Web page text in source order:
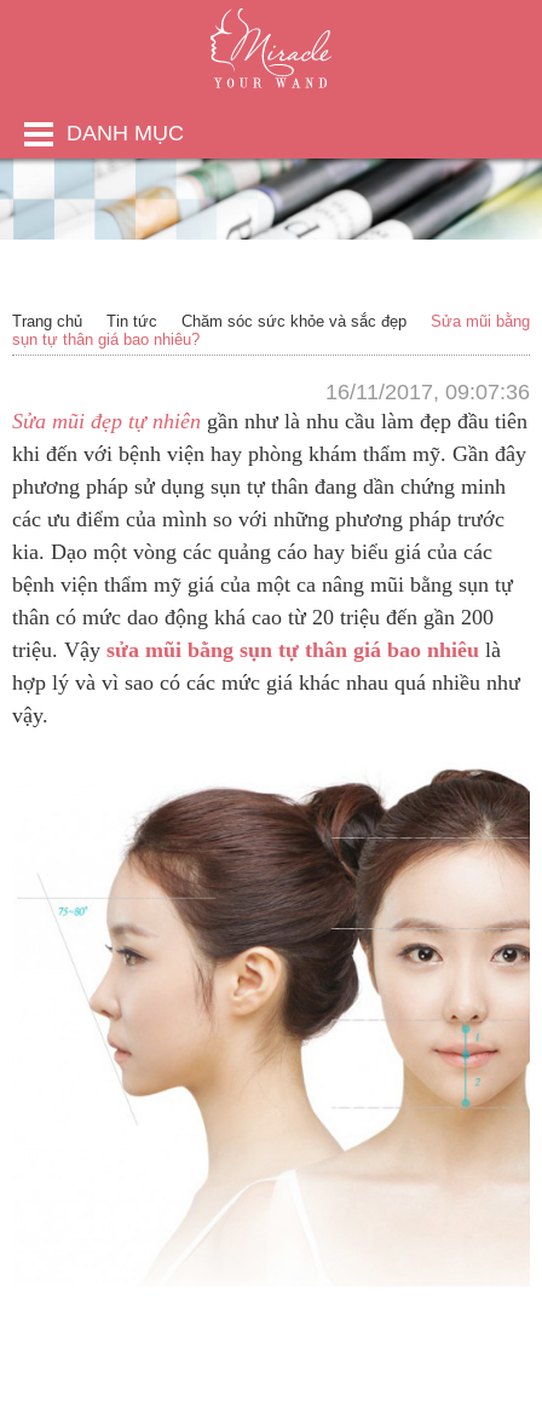
DANH MỤC
Trang chủ Tin tức Chăm sóc sức khỏe và sắc đẹp
Sửa mũi bằng
sụn tự thân giá bao nhiêu?
16/11/2017, 09:07:36
Sửa mũi đẹp tự nhiên gần như là nhu cầu làm đẹp đầu tiên
khi đến với bệnh viện hay phòng khám thẩm mỹ. Gần đây
phương pháp sử dụng sụn tự thân đang dần chứng minh
các ưu điểm của mình so với những phương pháp trước
kia. Dạo một vòng các quảng cáo hay biểu giá của các
bệnh viện thẩm mỹ giá của một ca nâng mũi bằng sụn tự
thân có mức dao động khá cao từ 20 triệu đến gần 200
triệu. Vậy sửa mũi bằng sụn tự thân giá bao nhiêu là
hợp lý và vì sao có các mức giá khác nhau quá nhiều như
vậy.